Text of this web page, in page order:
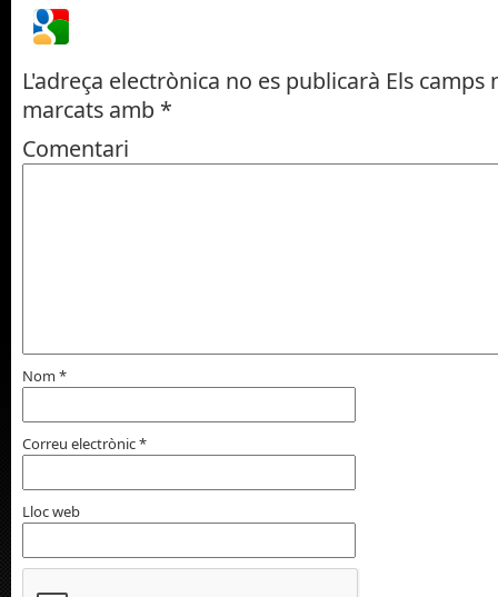
L'adreça electrònica no es publicarà Els camps
marcats amb *
Comentari
Nom *
Correu electrònic*
Lloc web